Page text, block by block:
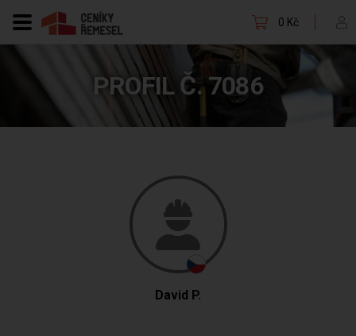
0 Kč
PROFIL Č. 7086
David P.